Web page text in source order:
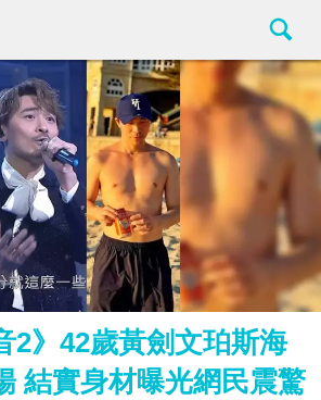
2》42歲黃劍文珀斯海
結實身材曝光網民震驚